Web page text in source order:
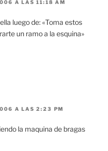
A LAS 11:18 AM
luego de: «Toma estos
un ramo a la esquina»
A LAS 2:23 PM
la maquina de bragas